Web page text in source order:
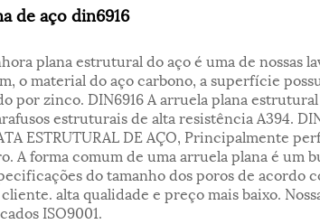
de aço din6916
plana estrutural do aço é uma de nossas
o material do aço carbono, a superfície
por zinco. DIN6916 A arruela plana
estruturais de alta resistência A394.
ESTRUTURAL DE AÇO, Principalmente
A forma comum de uma arruela plana é um
do tamanho dos poros de acordo
alta qualidade e preço mais baixo.
ISO9001.